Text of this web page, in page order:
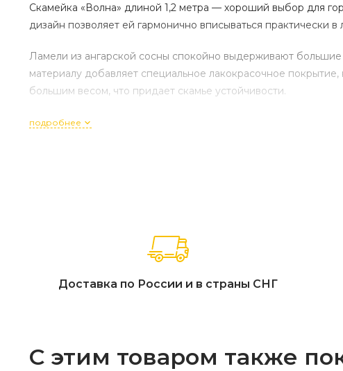
Скамейка «Волна» длиной 1,2 метра — хороший выбор для
дизайн позволяет ей гармонично вписываться практически
Ламели из ангарской сосны спокойно выдерживают
материалу добавляет специальное лакокрасочное
большим весом, что придает скамье устойчивости.
подробнее
Доставка по России и в страны СНГ
С этим товаром также